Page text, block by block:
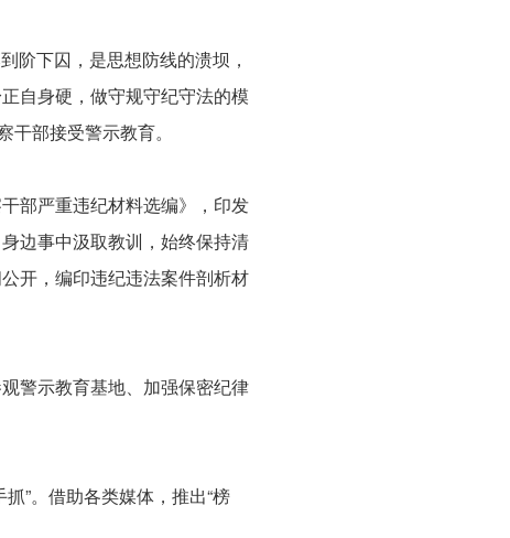
阶下囚，是思想防线的溃坝，
自身硬，做守规守纪守法的模
部接受警示教育。
部严重违纪材料选编》，印发
边事中汲取教训，始终保持清
开，编印违纪违法案件剖析材
警示教育基地、加强保密纪律
”。借助各类媒体，推出“榜